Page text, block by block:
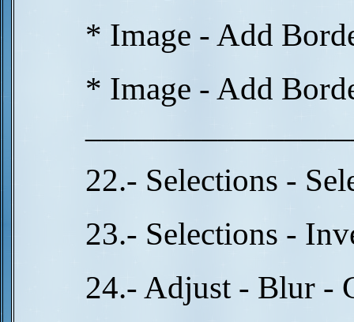
* Image - Add
* Image - Add
22.- Selections -
23.- Selections -
24.- Adjust - Blur -